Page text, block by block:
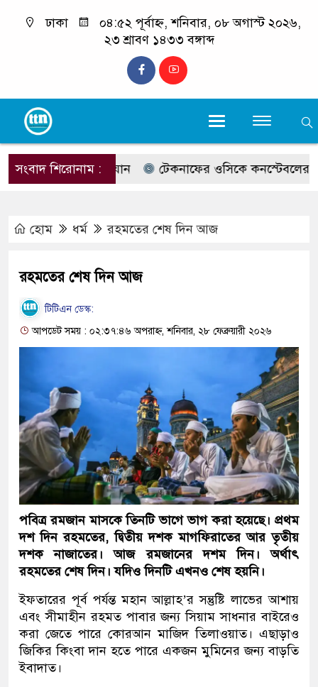
ঢাকা
০৪:৫২ পূর্বাহ্ন, শনিবার, ০৮ অগাস্ট ২০২৬,
২৩ শ্রাবণ ১৪৩৩ বঙ্গাব্দ
সংবাদ শিরোনাম :
প্রশাসনের অভিযান টেকনাফের ওসিকে কনস্টেবলের
হোম ধর্ম রহমতের শেষ দিন আজ
রহমতের শেষ দিন আজ
টিটিএন ডেস্ক:
আপডেট সময় : ০২:৩৭:৪৬ অপরাহ্ন, শনিবার, ২৮ ফেব্রুয়ারী ২০২৬
পবিত্র রমজান মাসকে তিনটি ভাগে ভাগ করা হয়েছে। প্রথম
দশ দিন রহমতের, দ্বিতীয় দশক মাগফিরাতের আর তৃতীয়
দশক নাজাতের। আজ রমজানের দশম দিন। অর্থাৎ
রহমতের শেষ দিন। যদিও দিনটি এখনও শেষ হয়নি।
ইফতারের পূর্ব পর্যন্ত মহান আল্লাহ’র সন্তুষ্টি লাভের আশায়
এবং সীমাহীন রহমত পাবার জন্য সিয়াম সাধনার বাইরেও
করা জেতে পারে কোরআন মাজিদ তিলাওয়াত। এছাড়াও
জিকির কিংবা দান হতে পারে একজন মুমিনের জন্য বাড়তি
ইবাদাত।